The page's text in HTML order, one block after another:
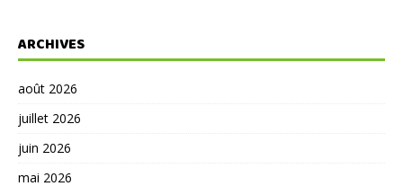
ARCHIVES
août 2026
juillet 2026
juin 2026
mai 2026